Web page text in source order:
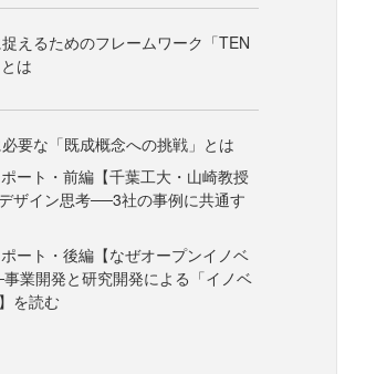
えるためのフレームワーク「TEN
は
要な「既成概念への挑戦」とは
ート・前編【千葉工大・山崎教授
ザイン思考──3社の事例に共通す
ート・後編【なぜオープンイノベ
業開発と研究開発による「イノベ
を読む